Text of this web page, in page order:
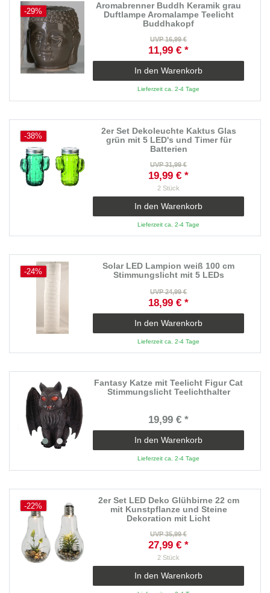
-29%
Aromabrenner Buddh Keramik grau
Duftlampe Aromalampe Teelicht
Buddhakopf
UVP 16,99 €
11,99 € *
In den Warenkorb
Lieferzeit ca. 2-4 Tage
-38%
2er Set Dekoleuchte Kaktus Glas
grün mit 5 LED's und Timer für
Batterien
UVP 31,99 €
19,99 € *
2 Stück
In den Warenkorb
Lieferzeit ca. 2-4 Tage
-24%
Solar LED Lampion weiß 100 cm
Stimmungslicht mit 5 LEDs
UVP 24,99 €
18,99 € *
In den Warenkorb
Lieferzeit ca. 2-4 Tage
Fantasy Katze mit Teelicht Figur Cat
Stimmungslicht Teelichthalter
19,99 € *
In den Warenkorb
Lieferzeit ca. 2-4 Tage
-22%
2er Set LED Deko Glühbirne 22 cm
mit Kunstpflanze und Steine
Dekoration mit Licht
UVP 35,99 €
27,99 € *
2 Stück
In den Warenkorb